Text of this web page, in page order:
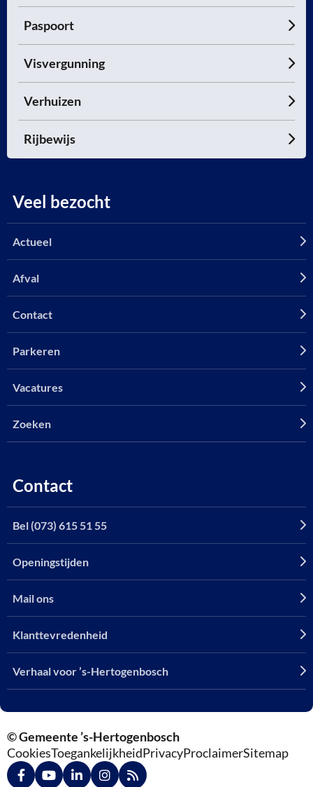
Paspoort
Visvergunning
Verhuizen
Rijbewijs
Veel bezocht
Actueel
Afval
Contact
Parkeren
Vacatures
Zoeken
Contact
Bel (073) 615 51 55
Openingstijden
Mail ons
Klanttevredenheid
Verhaal voor ’s-Hertogenbosch
© Gemeente ’s-Hertogenbosch
CookiesToegankelijkheidPrivacyProclaimerSitemap
Ga Ga Ga Ga Ga